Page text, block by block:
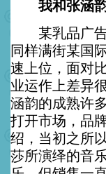
我和张涵
某乳品广告
同样满街某国
速上位，面对
业运作上差异
涵韵的成熟许
打开市场，品
绍，当初之所
莎所演绎的音